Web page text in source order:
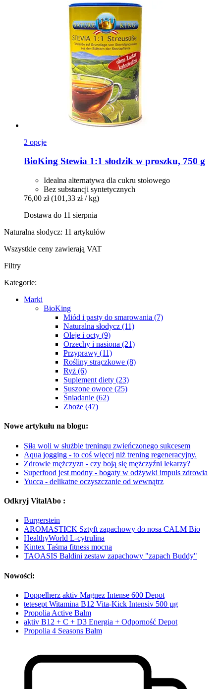
2 opcje
BioKing Stewia 1:1 słodzik w proszku, 750 g
Idealna alternatywa dla cukru stołowego
Bez substancji syntetycznych
76,00 zł (101,33 zł / kg)
Dostawa do 11 sierpnia
Naturalna słodycz: 11 artykułów
Wszystkie ceny zawierają VAT
Filtry
Kategorie:
Marki
BioKing
Miód i pasty do smarowania (7)
Naturalna słodycz (11)
Oleje i octy (9)
Orzechy i nasiona (21)
Przyprawy (11)
Rośliny strączkowe (8)
Ryż (6)
Suplement diety (23)
Suszone owoce (25)
Śniadanie (62)
Zboże (47)
Nowe artykułu na blogu:
Siła woli w służbie treningu zwieńczonego sukcesem
Aqua jogging - to coś więcej niż trening regeneracyjny.
Zdrowie mężczyzn - czy boją się mężczyźni lekarzy?
Superfood jest modny - bogaty w odżywki impuls zdrowia
Yucca - delikatne oczyszczanie od wewnątrz
Odkryj VitalAbo :
Burgerstein
AROMASTICK Sztyft zapachowy do nosa CALM Bio
HealthyWorld L-cytrulina
Kintex Taśma fitness mocna
TAOASIS Baldini zestaw zapachowy "zapach Buddy"
Nowości:
Doppelherz aktiv Magnez Intense 600 Depot
tetesept Witamina B12 Vita-Kick Intensiv 500 µg
Propolia Active Balm
aktiv B12 + C + D3 Energia + Odporność Depot
Propolia 4 Seasons Balm